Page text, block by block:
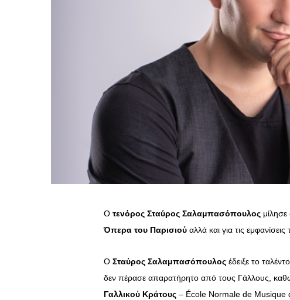
Ο τενόρος Σταύρος Σαλαμπασόπουλος
Όπερα του Παρισιού αλλά και για τις
Ο Σταύρος Σαλαμπασόπουλος έδειξε το
δεν πέρασε απαρατήρητο από τους Γάλλους,
Γαλλικού Κράτους – École Normale de Musique